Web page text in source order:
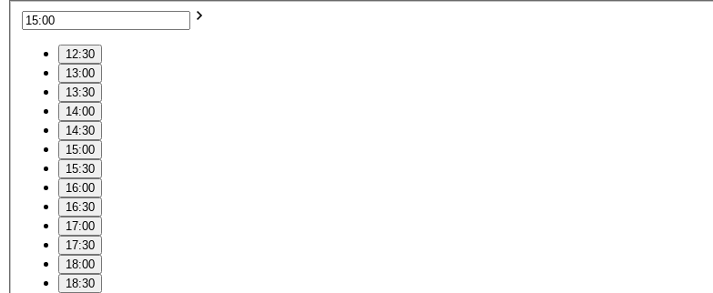
12:30
13:00
13:30
14:00
14:30
15:00
15:30
16:00
16:30
17:00
17:30
18:00
18:30